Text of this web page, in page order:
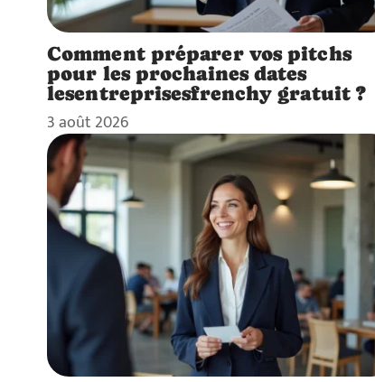
Comment préparer vos pitchs
pour les prochaines dates
lesentreprisesfrenchy gratuit ?
3 août 2026